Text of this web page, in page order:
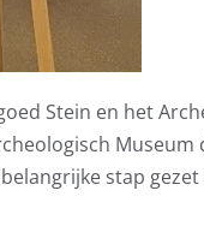
Stein en het
stap